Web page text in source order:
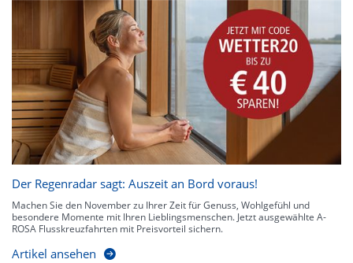
Der Regenradar sagt: Auszeit an Bord voraus!
Machen Sie den November zu Ihrer Zeit für Genuss, Wohlgefühl und
besondere Momente mit Ihren Lieblingsmenschen. Jetzt ausgewählte A-
ROSA Flusskreuzfahrten mit Preisvorteil sichern.
Artikel ansehen